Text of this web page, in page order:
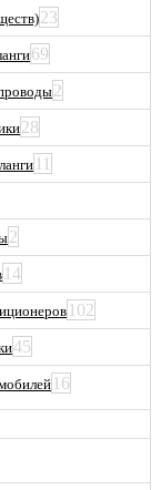
23
69
2
28
11
2
14
102
45
16